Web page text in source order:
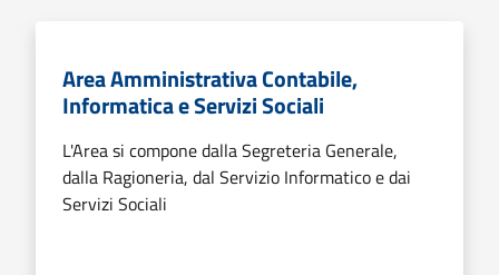
Area Amministrativa Contabile,
Informatica e Servizi Sociali
L'Area si compone dalla Segreteria Generale,
dalla Ragioneria, dal Servizio Informatico e dai
Servizi Sociali